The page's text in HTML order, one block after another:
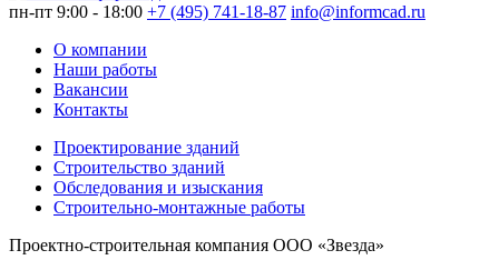
пн-пт 9:00 - 18:00 +7 (495) 741-18-87 info@informcad.ru
О компании
Наши работы
Вакансии
Контакты
Проектирование зданий
Строительство зданий
Обследования и изыскания
Строительно-монтажные работы
Проектно-строительная компания ООО «Звезда»